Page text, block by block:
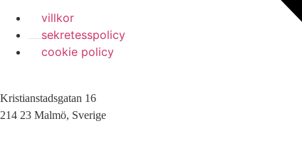
villkor
sekretesspolicy
cookie policy
Kristianstadsgatan 16
214 23 Malmö, Sverige